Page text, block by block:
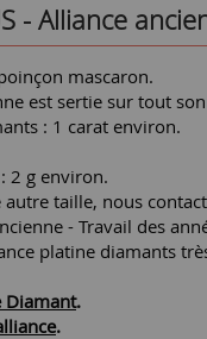
- Alliance
mascaron.
est sertie sur tout
: 1 carat environ.
2 g environ.
taille, nous
- Travail des
platine diamants
Diamant.
.